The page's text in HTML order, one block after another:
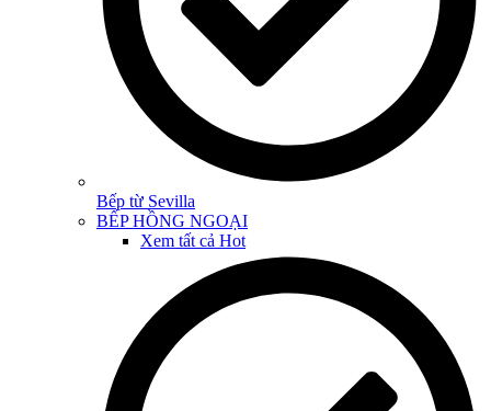
Bếp từ Sevilla
BẾP HỒNG NGOẠI
Xem tất cả Hot